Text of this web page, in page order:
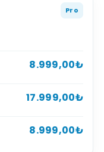
Pro
8.999,00₺
17.999,00₺
8.999,00₺